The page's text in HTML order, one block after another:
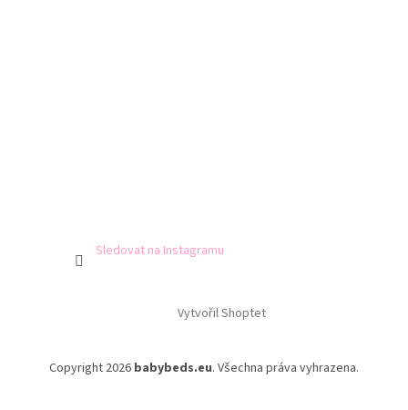
Sledovat na Instagramu
Vytvořil Shoptet
Copyright 2026 babybeds.eu. Všechna práva vyhrazena.